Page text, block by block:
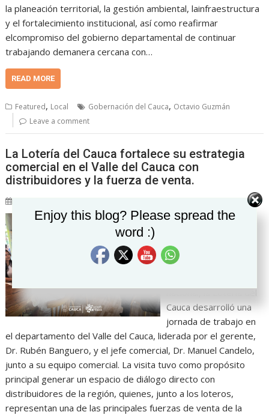
la planeación territorial, la gestión ambiental, lainfraestructura
y el fortalecimiento institucional, así como reafirmar
elcompromiso del gobierno departamental de continuar
trabajando demanera cercana con…
READ MORE
Featured, Local Gobernación del Cauca, Octavio Guzmán
Leave a comment
La Lotería del Cauca fortalece su estrategia
comercial en el Valle del Cauca con
distribuidores y la fuerza de venta.
En el marco de su
fortalecimiento
institucional y
Cauca desarrolló una
jornada de trabajo en
el departamento del Valle del Cauca, liderada por el gerente,
Dr. Rubén Banguero, y el jefe comercial, Dr. Manuel Candelo,
junto a su equipo comercial. La visita tuvo como propósito
principal generar un espacio de diálogo directo con
distribuidores de la región, quienes, junto a los loteros,
representan una de las principales fuerzas de venta de la
Enjoy this blog? Please spread the
word :)
Set Youtube Channel ID